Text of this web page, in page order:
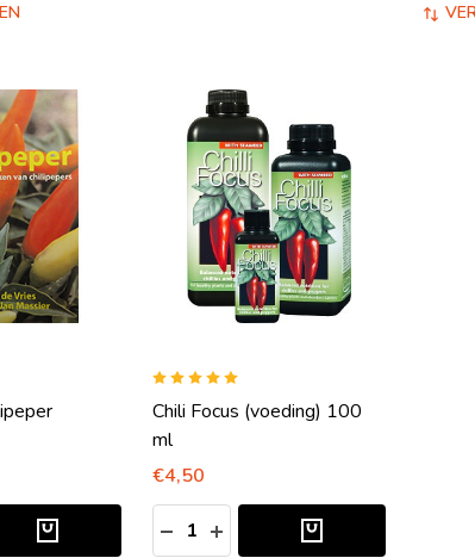
VERLAGEN VAN UNDEFINED
VERHOGEN VAN UNDEFINED
Chili Focus (voeding) 100
ml
€4,50
Aantal:
HOEVEELHEID VERLAGEN VAN
HOEVEELHEID VERHOGEN